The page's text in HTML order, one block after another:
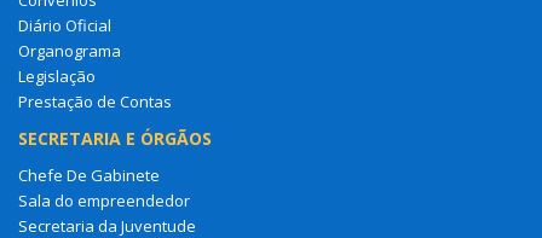
Diário Oficial
Organograma
Legislação
Prestação de Contas
SECRETARIA E ÓRGÃOS
Chefe De Gabinete
Sala do empreendedor
Secretaria da Juventude